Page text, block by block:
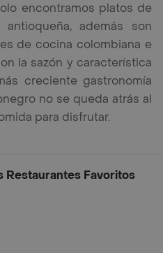
encontramos platos de
además son
de cocina colombiana e
la sazón y característica
creciente gastronomía
no se queda atrás al
para disfrutar.
Restaurantes Favoritos